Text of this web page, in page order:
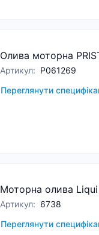
Олива моторна
Артикул: P061269
Переглянути
Моторна олива Liqui
Артикул: 6738
Переглянути